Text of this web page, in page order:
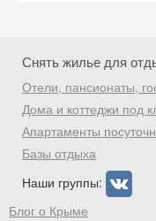
Снять жилье для
Отели, пансионаты,
Дома и коттеджи под
Апартаменты
Базы отдыха
Наши группы:
Блог о Крыме
промокод